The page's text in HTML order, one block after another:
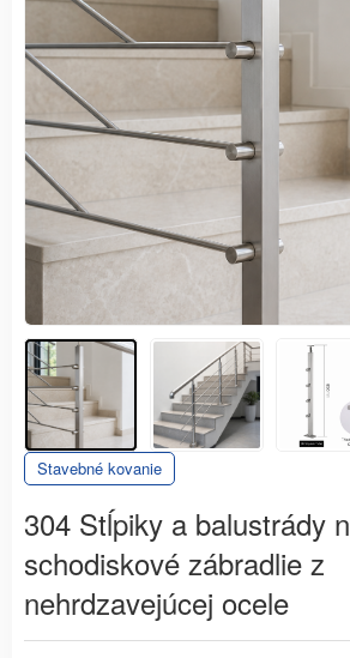
Stavebné kovanie
304 Stĺpiky a balustrády
schodiskové zábradlie z
nehrdzavejúcej ocele